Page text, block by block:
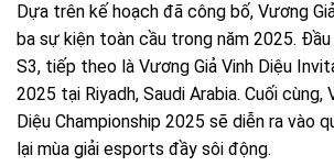
Dựa trên kế hoạch đã công bố, Vương
ba sự kiện toàn cầu trong năm 2025.
S3, tiếp theo là Vương Giả Vinh Diệu
2025 tại Riyadh, Saudi Arabia. Cuối cùng,
Diệu Championship 2025 sẽ diễn ra vào
lại mùa giải esports đầy sôi động.